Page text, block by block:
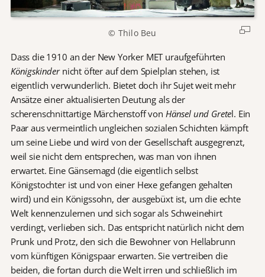
© Thilo Beu
Dass die 1910 an der New Yorker MET uraufgeführten
Königskinder nicht öfter auf dem Spielplan stehen, ist
eigentlich verwunderlich. Bietet doch ihr Sujet weit mehr
Ansätze einer aktualisierten Deutung als der
scherenschnittartige Märchenstoff von Hänsel und Gretel. Ein
Paar aus vermeintlich ungleichen sozialen Schichten kämpft
um seine Liebe und wird von der Gesellschaft ausgegrenzt,
weil sie nicht dem entsprechen, was man von ihnen
erwartet. Eine Gänsemagd (die eigentlich selbst
Königstochter ist und von einer Hexe gefangen gehalten
wird) und ein Königssohn, der ausgebüxt ist, um die echte
Welt kennenzulernen und sich sogar als Schweinehirt
verdingt, verlieben sich. Das entspricht natürlich nicht dem
Prunk und Protz, den sich die Bewohner von Hellabrunn
vom künftigen Königspaar erwarten. Sie vertreiben die
beiden, die fortan durch die Welt irren und schließlich im